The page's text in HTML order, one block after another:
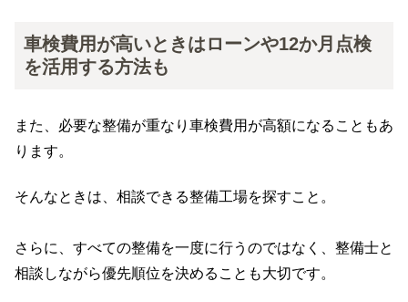
車検費用が高いときはローンや12か月点検
を活用する方法も
また、必要な整備が重なり車検費用が高額になることもあ
ります。
そんなときは、相談できる整備工場を探すこと。
さらに、すべての整備を一度に行うのではなく、整備士と
相談しながら優先順位を決めることも大切です。